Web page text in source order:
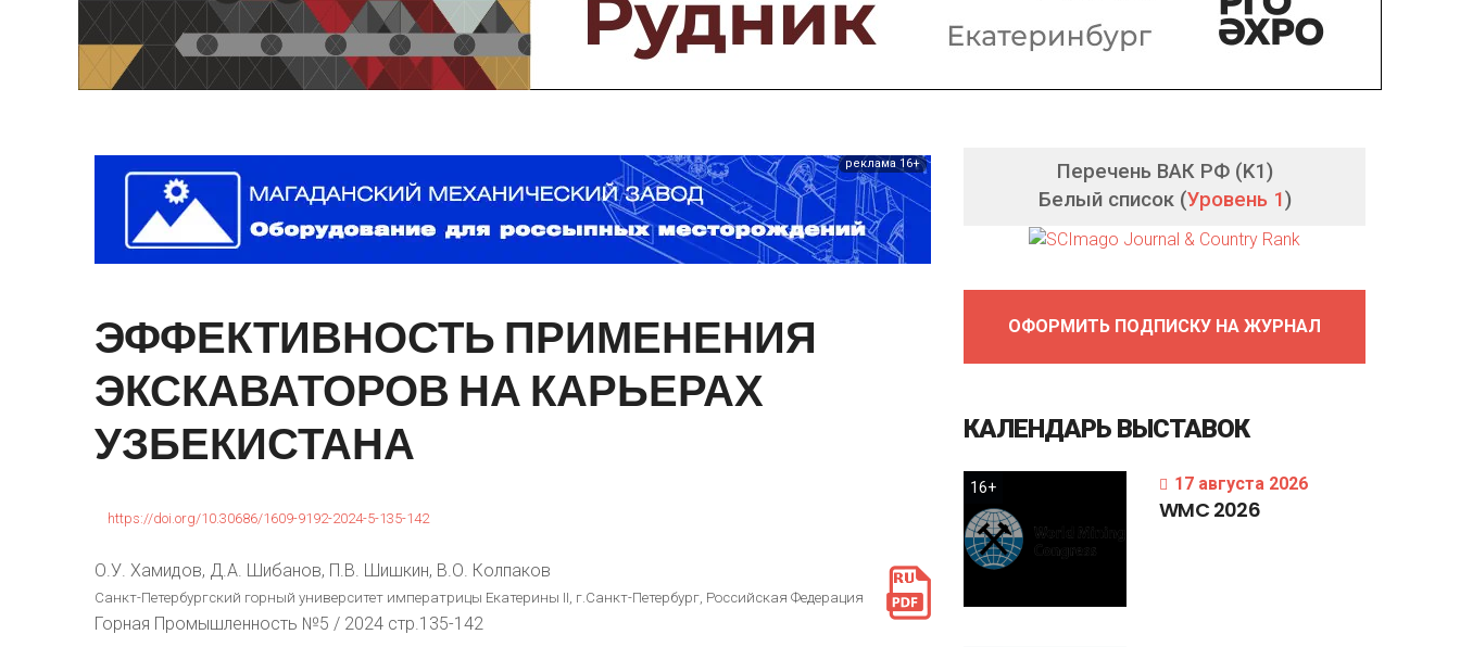
Предприятия и компании
Интервью
Выставки, Конференции
реклама 16+
ЭФФЕКТИВНОСТЬПРИМЕНЕНИЯ
ЭКСКАВАТОРОВ НАКАРЬЕРАХ
УЗБЕКИСТАНА
https://doi.org/10.30686/1609-9192-2024-5-135-142
О.У. Хамидов, Д.А. Шибанов, П.В. Шишкин, В.О. Колпаков
Санкт-Петербургский горный университет императрицы Екатерины II, г.Санкт-Петербург, Российская Федерация
Горная Промышленность №5 / 2024 стр.135-142
Перечень ВАК РФ (K1)
Белый список (Уровень 1)
ОФОРМИТЬ ПОДПИСКУ НА ЖУРНАЛ
КАЛЕНДАРЬ ВЫСТАВОК
16+ 17 августа 2026
WMC 2026